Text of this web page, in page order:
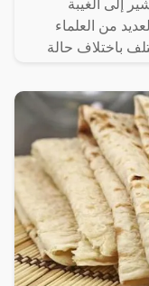
إلى الغيبة
من العلماء
باختلاف حالة